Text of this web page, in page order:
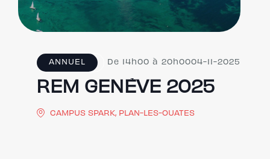
ANNUEL De 14h00 à 20h0004-11-2025
REM GENÈVE 2025
CAMPUS SPARK, PLAN-LES-OUATES